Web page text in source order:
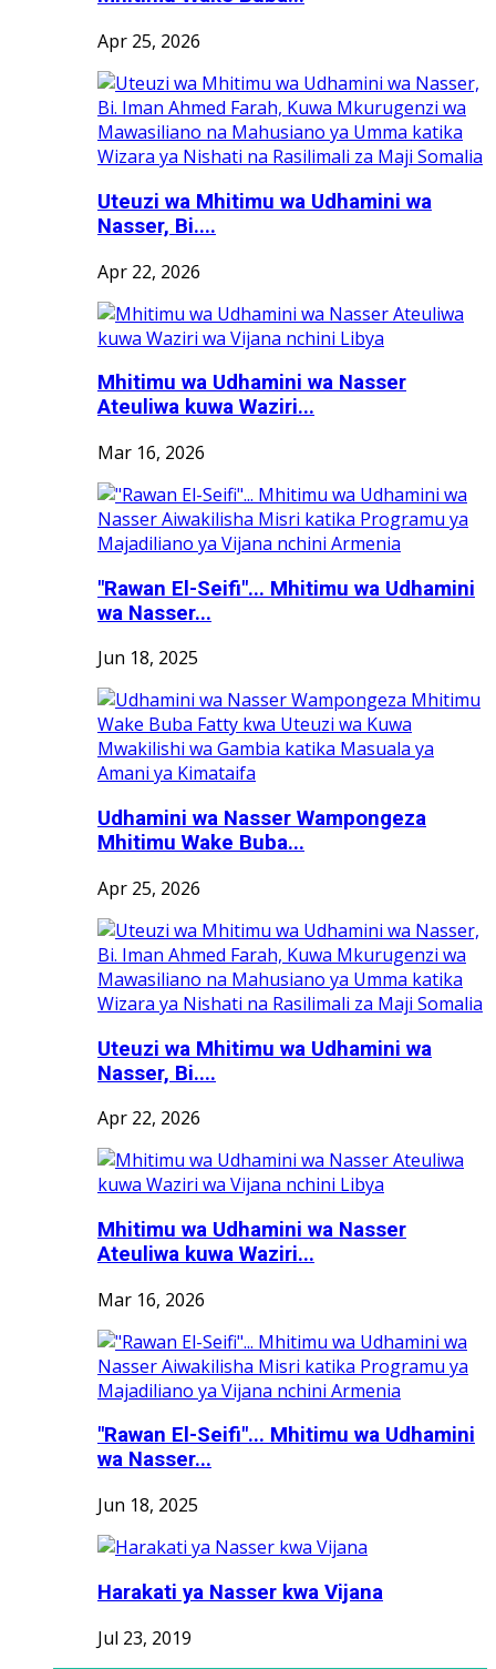
Apr 25, 2026
Uteuzi wa Mhitimu wa Udhamini wa
Nasser, Bi....
Apr 22, 2026
Mhitimu wa Udhamini wa Nasser
Ateuliwa kuwa Waziri...
Mar 16, 2026
"Rawan El-Seifi"... Mhitimu wa Udhamini
wa Nasser...
Jun 18, 2025
Udhamini wa Nasser Wampongeza
Mhitimu Wake Buba...
Apr 25, 2026
Uteuzi wa Mhitimu wa Udhamini wa
Nasser, Bi....
Apr 22, 2026
Mhitimu wa Udhamini wa Nasser
Ateuliwa kuwa Waziri...
Mar 16, 2026
"Rawan El-Seifi"... Mhitimu wa Udhamini
wa Nasser...
Jun 18, 2025
Harakati ya Nasser kwa Vijana
Jul 23, 2019